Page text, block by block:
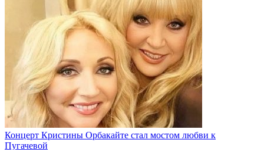
Концерт Кристины Орбакайте стал мостом любви к
Пугачевой